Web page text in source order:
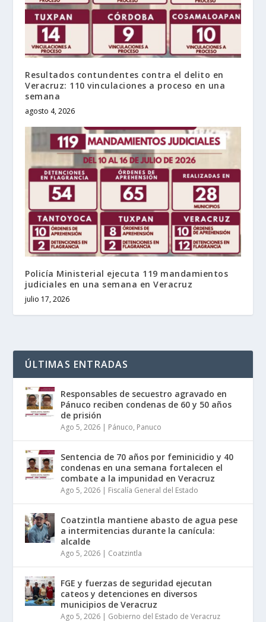
Resultados contundentes contra el delito en
Veracruz: 110 vinculaciones a proceso en una
semana
agosto 4, 2026
Policía Ministerial ejecuta 119 mandamientos
judiciales en una semana en Veracruz
julio 17, 2026
ÚLTIMAS ENTRADAS
Responsables de secuestro agravado en
Pánuco reciben condenas de 60 y 50 años
de prisión
Ago 5, 2026 | Pánuco, Panuco
Sentencia de 70 años por feminicidio y 40
condenas en una semana fortalecen el
combate a la impunidad en Veracruz
Ago 5, 2026 | Fiscalía General del Estado
Coatzintla mantiene abasto de agua pese
a intermitencias durante la canícula:
alcalde
Ago 5, 2026 | Coatzintla
FGE y fuerzas de seguridad ejecutan
cateos y detenciones en diversos
municipios de Veracruz
Ago 5, 2026 | Gobierno del Estado de Veracruz